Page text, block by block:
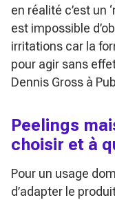
en réalité c’est un
est impossible
irritations car la
pour agir sans
Dennis Gross à
Peelings
choisir et à
Pour un usage
d’adapter le